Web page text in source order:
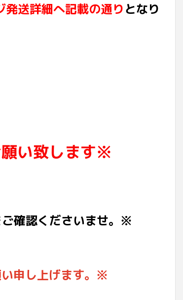
発送詳細へ記載の通りとなり
い致します※
ご確認くださいませ。※
申し上げます。※